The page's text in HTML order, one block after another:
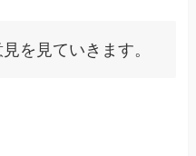
を見ていきます。